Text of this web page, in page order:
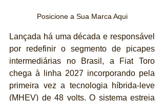
Posicione a Sua Marca Aqui
Lançada há uma década e responsável
por redefinir o segmento de picapes
intermediárias no Brasil, a Fiat Toro
chega à linha 2027 incorporando pela
primeira vez a tecnologia híbrida-leve
(MHEV) de 48 volts. O sistema estreia